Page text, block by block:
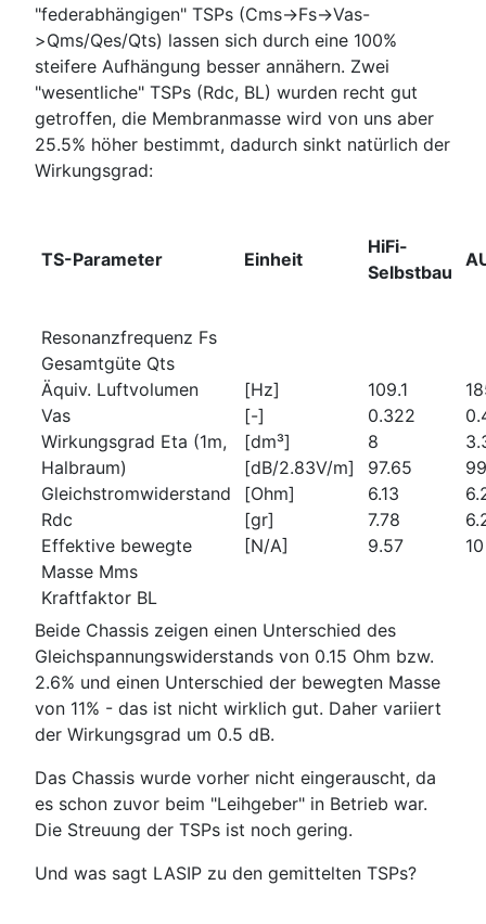
"federabhängigen" TSPs (Cms->Fs->Vas-
>Qms/Qes/Qts) lassen sich durch eine 100%
steifere Aufhängung besser annähern. Zwei
"wesentliche" TSPs (Rdc, BL) wurden recht gut
getroffen, die Membranmasse wird von uns aber
25.5% höher bestimmt, dadurch sinkt natürlich der
Wirkungsgrad:
TS-Parameter Einheit
HiFi-
Selbstbau
Resonanzfrequenz Fs
Gesamtgüte Qts
Äquiv. Luftvolumen
Vas
Wirkungsgrad Eta (1m,
Halbraum)
Gleichstromwiderstand
Rdc
Effektive bewegte
Masse Mms
Kraftfaktor BL
[Hz]
[-]
[dm³]
[dB/2.83V/m]
[Ohm]
[gr]
[N/A]
109.1
0.322
8
97.65
6.13
7.78
9.57
99
10
Beide Chassis zeigen einen Unterschied des
Gleichspannungswiderstands von 0.15 Ohm bzw.
2.6% und einen Unterschied der bewegten Masse
von 11% - das ist nicht wirklich gut. Daher variiert
der Wirkungsgrad um 0.5 dB.
Das Chassis wurde vorher nicht eingerauscht, da
es schon zuvor beim "Leihgeber" in Betrieb war.
Die Streuung der TSPs ist noch gering.
Und was sagt LASIP zu den gemittelten TSPs?